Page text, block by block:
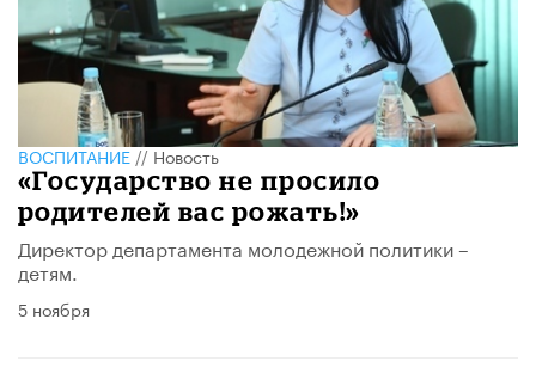
ВОСПИТАНИЕ//Новость
«Государство не просило
родителей вас рожать!»
Директор департамента молодежной политики –
детям.
5 ноября